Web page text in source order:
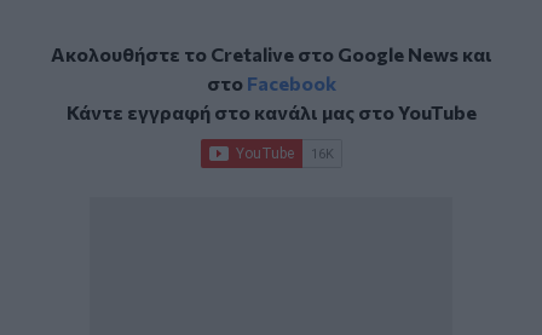
Ακολουθήστε το Cretalive στο Google Newsκαι
στο Facebook
Κάντε εγγραφή στο κανάλι μας στοYouTube